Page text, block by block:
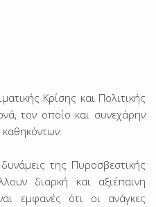
Κρίσης και Πολιτικής
τον οποίο και συνεχάρην
της Πυροσβεστικής
διαρκή και αξιέπαινη
εμφανές ότι οι ανάγκες